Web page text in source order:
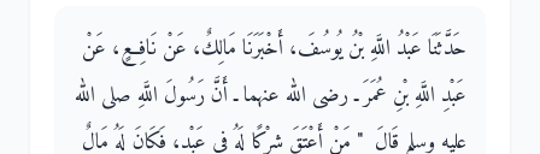
حَدَّثَنَا عَبْدُ اللَّهِ بْنُ يُوسُفَ، أَخْبَرَنَا مَالِكٌ، عَنْ نَافِعٍ، عَنْ
عَبْدِ اللَّهِ بْنِ عُمَرَ ـ رضى الله عنهما ـ أَنَّ رَسُولَ اللَّهِ صلى الله
عليه وسلم قَالَ ‏ "‏ مَنْ أَعْتَقَ شِرْكًا لَهُ فِي عَبْدٍ، فَكَانَ لَهُ مَالٌ